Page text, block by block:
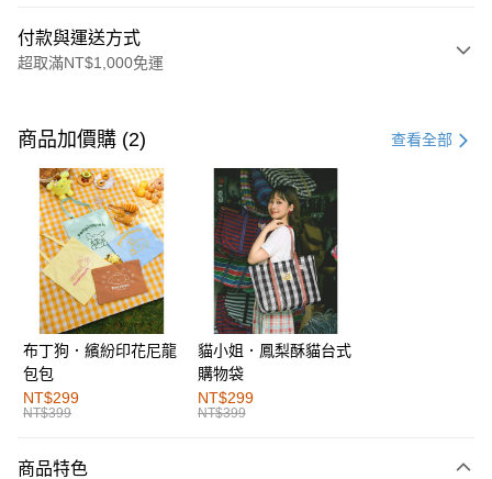
付款與運送方式
超取滿NT$1,000免運
信用卡一次付款
購物金
超商取貨付款
LINE Pay
街口支付
運送方式
全家取貨付款
每筆NT$60，滿NT$1,000(含以上)免運費
付款後全家取貨
商品加價購 (2) 查看全部
布丁狗．繽紛印花尼龍
包包
NT$299
NT$399
貓小姐．鳳梨酥貓台式
購物袋
NT$299
NT$399
商品特色